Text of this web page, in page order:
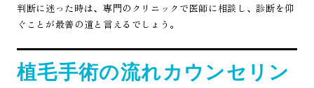
判断に迷った時は、専門のクリニックで医師に相談し、診断を仰
ぐことが最善の道と言えるでしょう。
植毛手術の流れカウンセリン